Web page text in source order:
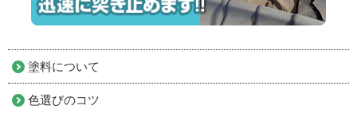
塗料について
色選びのコツ